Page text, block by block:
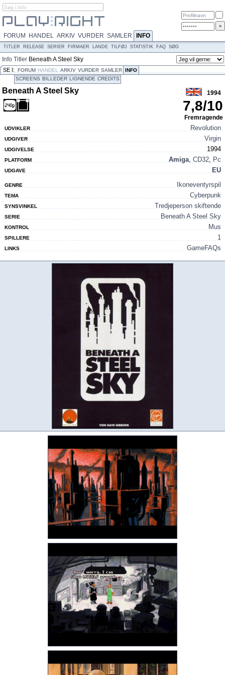
FORUM HANDEL ARKIV VURDER SAMLER INFO
TITLER RELEASE SERIER FIRMAER LANDE TILFØJ STATISTIK FAQ SØG
Info Titler Beneath A Steel Sky
SE I: FORUM HANDEL ARKIV VURDER SAMLER INFO
SCREENS BILLEDER LIGNENDE CREDITS
Beneath A Steel Sky 1994
7,8/10
Fremragende
UDVIKLER Revolution
UDGIVER Virgin
UDGIVELSE 1994
PLATFORM Amiga, CD32, Pc
UDGAVE EU
GENRE Ikoneventyrspil
TEMA Cyberpunk
SYNSVINKEL Tredjeperson skiftende
SERIE Beneath A Steel Sky
KONTROL Mus
SPILLERE 1
LINKS GameFAQs